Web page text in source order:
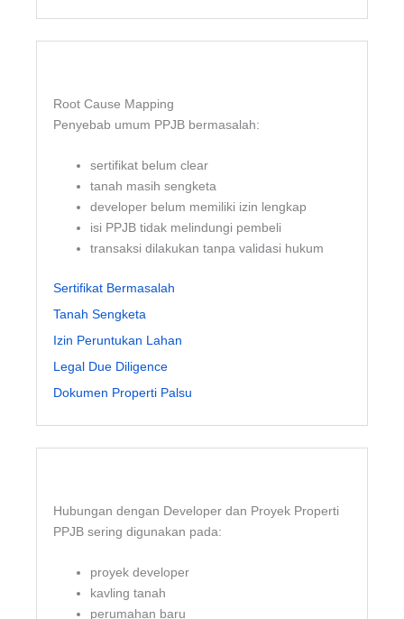
Root Cause Mapping
Penyebab umum PPJB bermasalah:
sertifikat belum clear
tanah masih sengketa
developer belum memiliki izin lengkap
isi PPJB tidak melindungi pembeli
transaksi dilakukan tanpa validasi hukum
Sertifikat Bermasalah
Tanah Sengketa
Izin Peruntukan Lahan
Legal Due Diligence
Dokumen Properti Palsu
Hubungan dengan Developer dan Proyek Properti
PPJB sering digunakan pada:
proyek developer
kavling tanah
perumahan baru